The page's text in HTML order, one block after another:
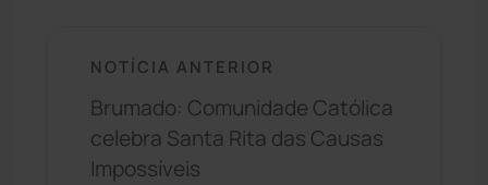
NOTÍCIA ANTERIOR
Brumado: Comunidade Católica
celebra Santa Rita das Causas
Impossíveis